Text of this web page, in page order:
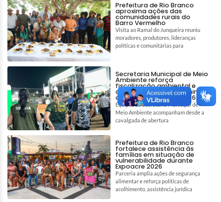
Prefeitura de Rio Branco
aproxima ações das
comunidades rurais do
Barro Vermelho
Visita ao Ramal do Junqueira reuniu
moradores, produtores, lideranças
políticas e comunitárias para
Secretaria Municipal de Meio
Ambiente reforça
fiscalização ambiental e
ações de bem-estar animal
durante a Expoacre 2026
Equipes da Secretaria Municipal de
Meio Ambiente acompanham desde a
cavalgada de abertura
Prefeitura de Rio Branco
fortalece assistência às
famílias em situação de
vulnerabilidade durante
Expoacre 2026
Parceria amplia ações de segurança
alimentar e reforça políticas de
acolhimento, assistência jurídica